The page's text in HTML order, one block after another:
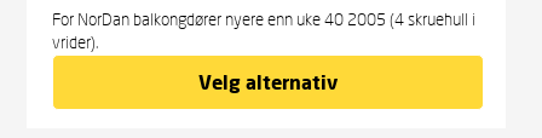
For NorDan balkongdører nyere enn uke 40 2005 (4 skruehull i
vrider).
Velg alternativ